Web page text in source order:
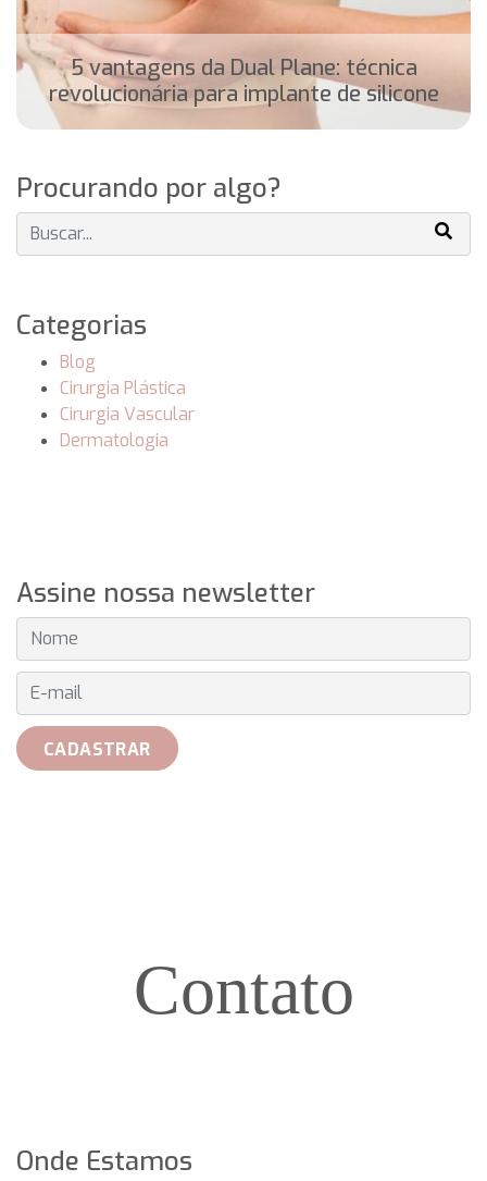
5 vantagens da Dual Plane: técnica
revolucionária para implante de silicone
Procurando por algo?
Categorias
Blog
Cirurgia Plástica
Cirurgia Vascular
Dermatologia
Assine nossa newsletter
E-MAIL
CADASTRAR
Contato
Onde Estamos